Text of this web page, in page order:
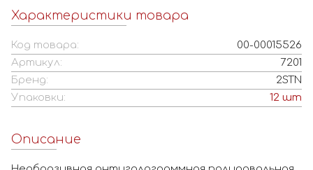
Характеристики товара
Код товара:
00-00015526
Артикул:
7201
Бренд:
2STN
Упаковки:
12 шт
Описание